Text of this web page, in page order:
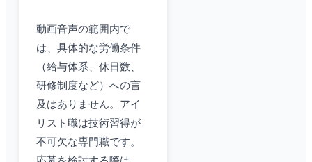
動画音声の範囲内で
は、具体的な労働条件
（給与体系、休日数、
研修制度など）への言
及はありません。アイ
リスト職は技術習得が
不可欠な専門職です。